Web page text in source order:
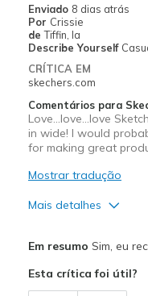
Melhores utilizações
Sizing
View On Shoes
Enviado 8 dias atrás
Por Crissie
de Tiffin, Ia
Describe Yourself
CRÍTICA EM
skechers.com
Comentários para
Love...love...love
in wide! I would
for making great
Mostrar tradução
Mais detalhes
Comfortable
Em resumo Sim, eu
Esta crítica foi útil?